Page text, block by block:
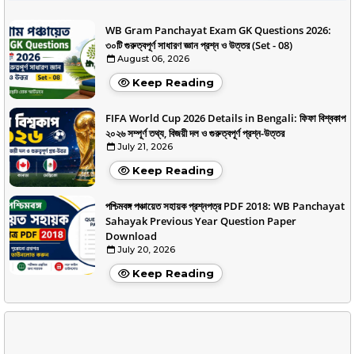
WB Gram Panchayat Exam GK Questions 2026:
৩০টি গুরুত্বপূর্ণ সাধারণ জ্ঞান প্রশ্ন ও উত্তর (Set - 08)
August 06, 2026
Keep Reading
FIFA World Cup 2026 Details in Bengali: ফিফা বিশ্বকাপ
২০২৬ সম্পূর্ণ তথ্য, বিজয়ী দল ও গুরুত্বপূর্ণ প্রশ্ন-উত্তর
July 21, 2026
Keep Reading
পশ্চিমবঙ্গ পঞ্চায়েত সহায়ক প্রশ্নপত্র PDF 2018: WB Panchayat
Sahayak Previous Year Question Paper
Download
July 20, 2026
Keep Reading